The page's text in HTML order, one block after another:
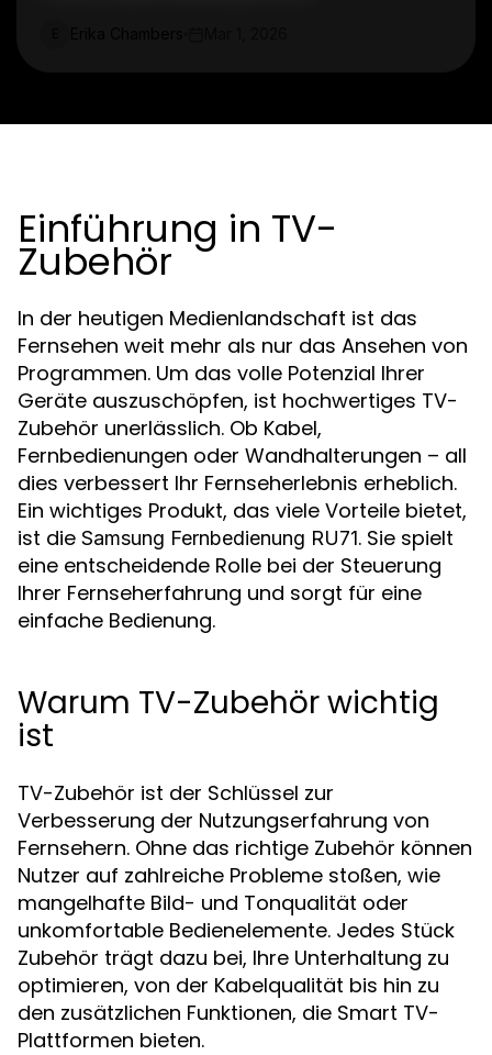
Einführung in TV-
Zubehör
In der heutigen Medienlandschaft ist das
Fernsehen weit mehr als nur das Ansehen von
Programmen. Um das volle Potenzial Ihrer
Geräte auszuschöpfen, ist hochwertiges TV-
Zubehör unerlässlich. Ob Kabel,
Fernbedienungen oder Wandhalterungen – all
dies verbessert Ihr Fernseherlebnis erheblich.
Ein wichtiges Produkt, das viele Vorteile bietet,
ist die Samsung Fernbedienung RU71. Sie spielt
eine entscheidende Rolle bei der Steuerung
Ihrer Fernseherfahrung und sorgt für eine
einfache Bedienung.
Warum TV-Zubehör wichtig
ist
TV-Zubehör ist der Schlüssel zur
Verbesserung der Nutzungserfahrung von
Fernsehern. Ohne das richtige Zubehör können
Nutzer auf zahlreiche Probleme stoßen, wie
mangelhafte Bild- und Tonqualität oder
unkomfortable Bedienelemente. Jedes Stück
Zubehör trägt dazu bei, Ihre Unterhaltung zu
optimieren, von der Kabelqualität bis hin zu
den zusätzlichen Funktionen, die Smart TV-
Plattformen bieten.